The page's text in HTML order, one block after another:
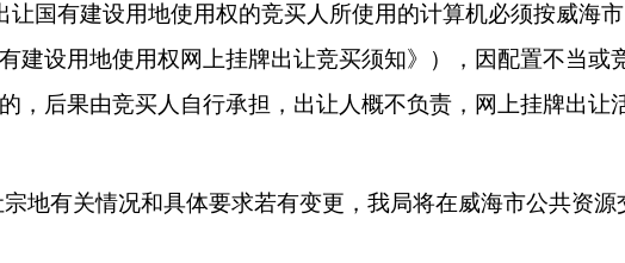
让国有建设用地使用权的竞买人所使用的计算机必须按威海
建设用地使用权网上挂牌出让竞买须知》），因配置不当或
，后果由竞买人自行承担，出让人概不负责，网上挂牌出让
宗地有关情况和具体要求若有变更，我局将在威海市公共资